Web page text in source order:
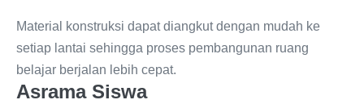
Material konstruksi dapat diangkut dengan mudah ke
setiap lantai sehingga proses pembangunan ruang
belajar berjalan lebih cepat.
Asrama Siswa